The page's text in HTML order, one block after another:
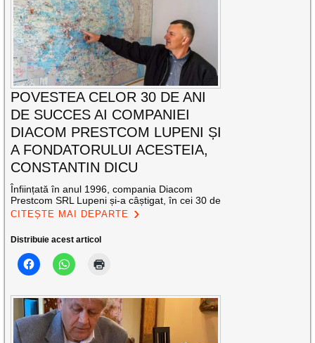
POVESTEA CELOR 30 DE ANI
DE SUCCES AI COMPANIEI
DIACOM PRESTCOM LUPENI ȘI
A FONDATORULUI ACESTEIA,
CONSTANTIN DICU
Înființată în anul 1996, compania Diacom
Prestcom SRL Lupeni și-a câștigat, în cei 30 de
CITEȘTE MAI DEPARTE
Distribuie acest articol